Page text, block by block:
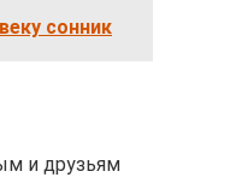
сонник
и друзьям